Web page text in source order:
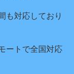
も対応しており
ートで全国対応